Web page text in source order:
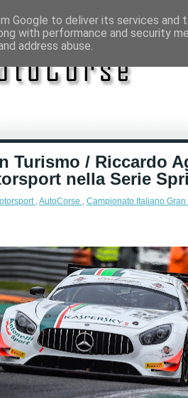
Turismo / Riccardo
nella Serie
,AutoCorse , Campionato Italiano Gran
Google to deliver its services and
with performance and security
address abuse.